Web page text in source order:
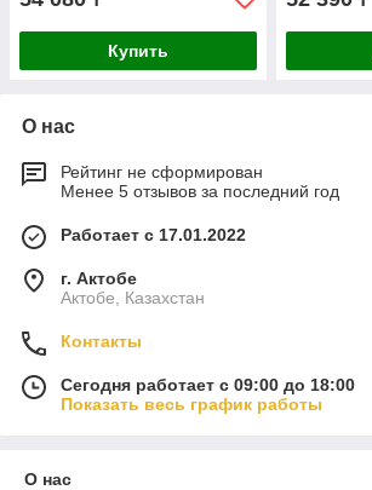
Купить
О нас
Рейтинг не сформирован
Менее 5 отзывов за последний год
Работает с 17.01.2022
г. Актобе
Актобе, Казахстан
Контакты
Сегодня работает с 09:00 до 18:00
Показать весь график работы
О нас